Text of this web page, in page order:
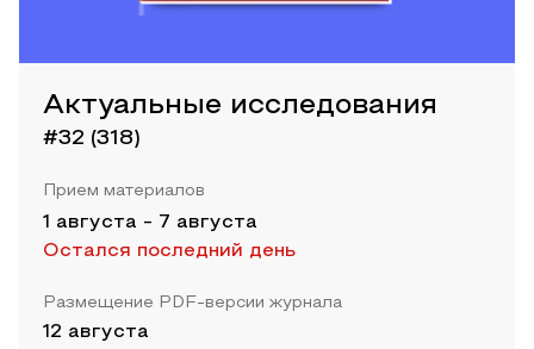
Актуальные исследования
#32 (318)
Прием материалов
1 августа - 7 августа
Остался последний день
Размещение PDF-версии журнала
12 августа